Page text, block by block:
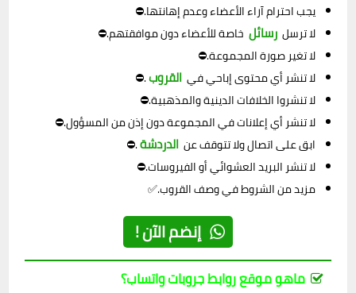
يجب احترام آراء الأعضاء وعدم إهانتها.⛔
لا ترسل رسائل خاصة للأعضاء دون موافقتهم.⛔
لا تغير صورة المجموعة.⛔
لا تنشر أي محتوى إباحي في القروب.⛔
لا تنشروا الخلافات الدينية والمذهبية.⛔
لا تنشر أي إعلانات في المجموعة دون إذن من المسؤول.⛔
ابق على اتصال ولا تتوقف عن الدردشة.⛔
لا تنشر البريد العشوائي أو الفيروسات.⛔
مزيد من الشروط في وصف القروب.✅
إنضم الآن !
ماهو موقع روابط جروبات واتساب؟